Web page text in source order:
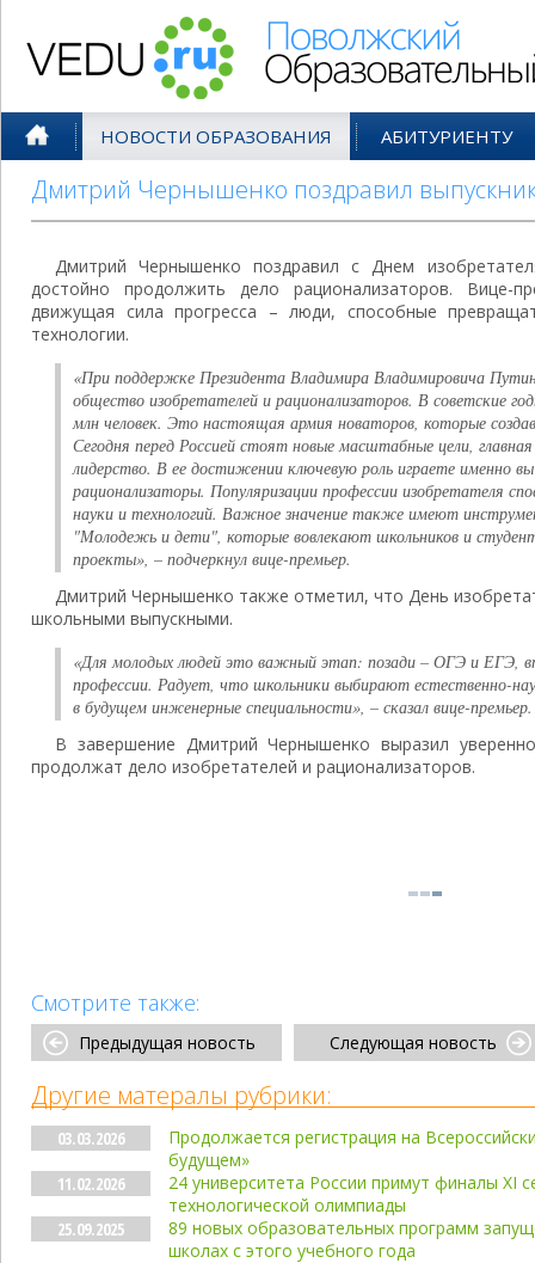
НОВОСТИ ОБРАЗОВАНИЯ АБИТУРИЕНТУ
Дмитрий Чернышенко поздравил
Дмитрий Чернышенко поздравил с Днем
достойно продолжить дело рационализаторов. Вице-
движущая сила прогресса – люди, способные
технологии.
«При поддержке Президента Владимира Владимировича
общество изобретателей и рационализаторов. В советские
млн человек. Это настоящая армия новаторов, которые
Сегодня перед Россией стоят новые масштабные цели,
лидерство. В ее достижении ключевую роль играете именно
рационализаторы. Популяризации профессии изобретателя
науки и технологий. Важное значение также имеют
"Молодежь и дети", которые вовлекают школьников и
проекты», – подчеркнул вице-премьер.
Дмитрий Чернышенко также отметил, что День
школьными выпускными.
«Для молодых людей это важный этап: позади – ОГЭ и ЕГЭ,
профессии. Радует, что школьники выбирают естественно-
в будущем инженерные специальности», – сказал вице-премьер.
В завершение Дмитрий Чернышенко выразил
продолжат дело изобретателей и рационализаторов.
Смотрите также:
Предыдущая новость Следующая новость
Другие матералы рубрики:
03.03.2026
Продолжается регистрация на
будущем»
11.02.2026
24 университета России примут финалы XI
технологической олимпиады
25.09.2025
89 новых образовательных программ
школах с этого учебного года